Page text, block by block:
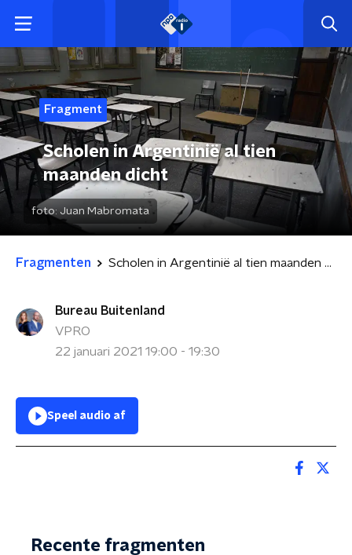
Fragment
Scholen in Argentinië al tien
maanden dicht
foto: Juan Mabromata
Fragmenten Scholen in Argentinië al tien maanden dicht
Bureau Buitenland
VPRO
22 januari 2021 19:00 - 19:30
Speel audio af
Recente fragmenten